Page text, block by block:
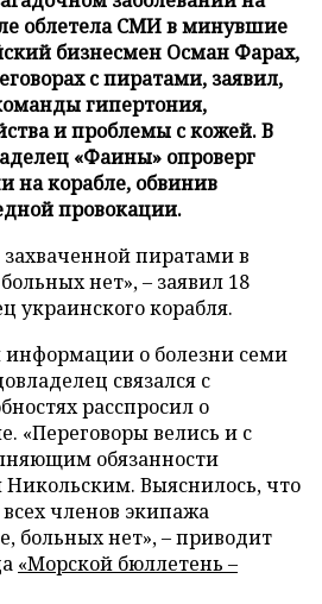
облетела СМИ в минувшие
бизнесмен Осман Фарах,
с пиратами, заявил,
гипертония,
и проблемы с кожей. В
«Фаины» опроверг
на корабле, обвинив
провокации.
захваченной пиратами в
нет», – заявил 18
украинского корабля.
о болезни семи
связался с
расспросил о
«Переговоры велись и с
обязанности
Выяснилось, что
членов экипажа
больных нет», – приводит
«Морской бюллетень –